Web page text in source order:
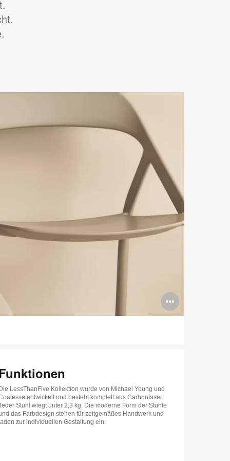
öffnen
Die LessThanFive Kollektion wurde von Michael Young und
entwickelt und besteht komplett aus Carbonfaser.
Stuhl wiegt unter 2,3 kg. Die moderne Form der Stühle
das Farbdesign stehen für zeitgemäßes Handwerk und
laden zur individuellen Gestaltung ein.